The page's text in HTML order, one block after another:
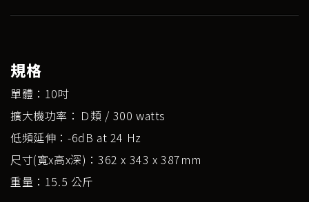
規格
單體：10吋
擴大機功率：Ｄ類 / 300 watts
低頻延伸：-6dB at 24 Hz
尺寸(寬x高x深)：362 x 343 x 387mm
重量：15.5 公斤